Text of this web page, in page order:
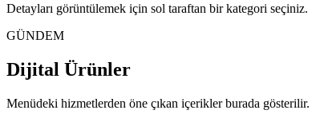
Detayları görüntülemek için sol taraftan bir kategori seçiniz.
GÜNDEM
Dijital Ürünler
Menüdeki hizmetlerden öne çıkan içerikler burada gösterilir.